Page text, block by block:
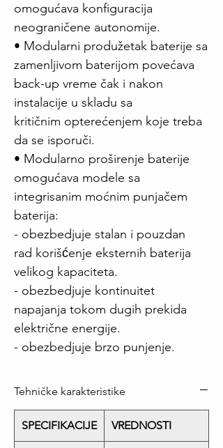
omogućava konfiguracija
neograničene autonomije.
• Modularni produžetak baterije sa
zamenljivom baterijom povećava
back-up vreme čak i nakon
instalacije u skladu sa
kritičnim opterećenjem koje treba
da se isporuči.
• Modularno proširenje baterije
omogućava modele sa
integrisanim moćnim punjačem
baterija:
- obezbedjuje stalan i pouzdan
rad korišćenje eksternih baterija
velikog kapaciteta.
- obezbedjuje kontinuitet
napajanja tokom dugih prekida
električne energije.
- obezbedjuje brzo punjenje.
Tehničke karakteristike
SPECIFIKACIJE VREDNOSTI